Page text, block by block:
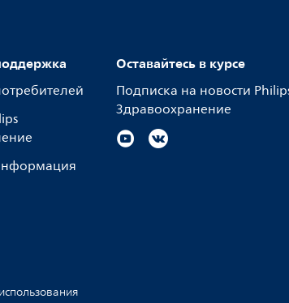
Оставайтесь в курсе
Подписка на новости
Здравоохранение